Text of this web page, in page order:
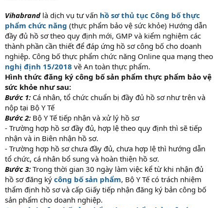
Vihabrandlà dịch vụ tư vấn hồ sơ thủ tục Công bố thực
phẩm chức năng (thực phẩm bảo vệ sức khỏe) Hướng dẫn
đầy đủ hồ sơ theo quy định mới, GMP và kiểm nghiệm các
thành phần cần thiết để đáp ứng hồ sơ công bố cho doanh
nghiệp. Công bố thực phẩm chức năng Online qua mạng theo
nghị định 15/2018 về An toàn thực phẩm.
Hình thức đăng ký công bố sản phẩm thực phẩm bảo vệ
sức khỏe như sau:
Bước 1: Cá nhân, tổ chức chuẩn bị đầy đủ hồ sơ như trên và
nộp tại Bộ Y Tế
Bước 2: Bộ Y Tế tiếp nhận và xử lý hồ sơ
- Trường hợp hồ sơ đầy đủ, hợp lệ theo quy định thì sẽ tiếp
nhận và in Biên nhận hồ sơ.
- Trường hợp hồ sơ chưa đầy đủ, chưa hợp lệ thì hướng dẫn
tổ chức, cá nhân bổ sung và hoàn thiện hồ sơ.
Bước 3: Trong thời gian 30 ngày làm việc kể từ khi nhận đủ
hồ sơ đăng ký công bố sản phẩm, Bộ Y Tế có trách nhiệm
thẩm định hồ sơ và cấp Giấy tiếp nhận đăng ký bản công bố
sản phẩm cho doanh nghiệp.